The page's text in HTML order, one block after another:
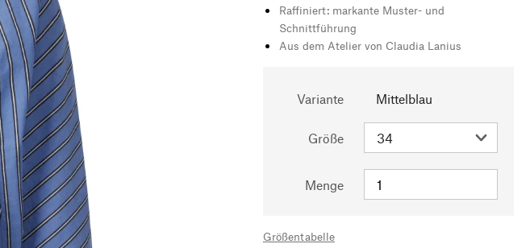
Raffiniert: markante Muster- und
Schnittführung
Aus dem Atelier von Claudia Lanius
Variante Mittelblau
Größe
Menge
Größentabelle